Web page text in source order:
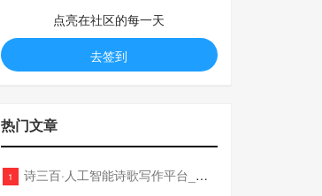
点亮在社区的每一天
去签到
热门文章
1 诗三百·人工智能诗歌写作平台_在线作诗机_藏头诗生成器_电脑对联_姓名作诗